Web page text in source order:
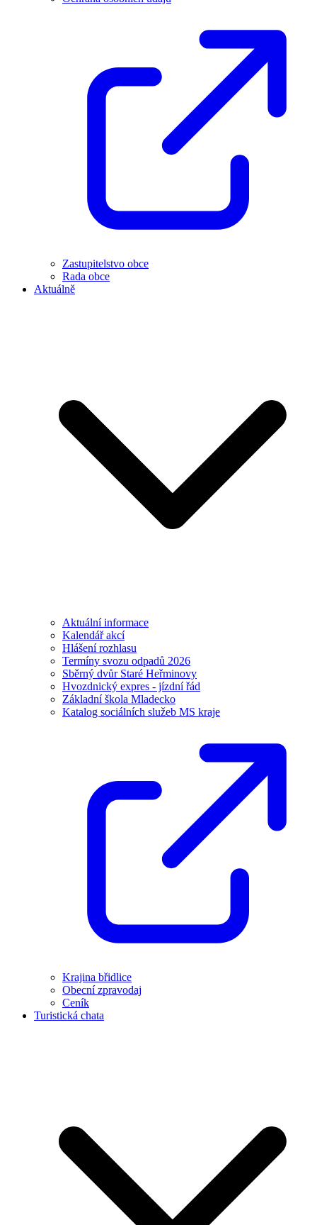
Zastupitelstvo obce
Rada obce
Aktuálně
Aktuální informace
Kalendář akcí
Hlášení rozhlasu
Termíny svozu odpadů 2026
Sběrný dvůr Staré Heřminovy
Hvozdnický expres - jízdní řád
Základní škola Mladecko
Katalog sociálních služeb MS kraje
Krajina břidlice
Obecní zpravodaj
Ceník
Turistická chata